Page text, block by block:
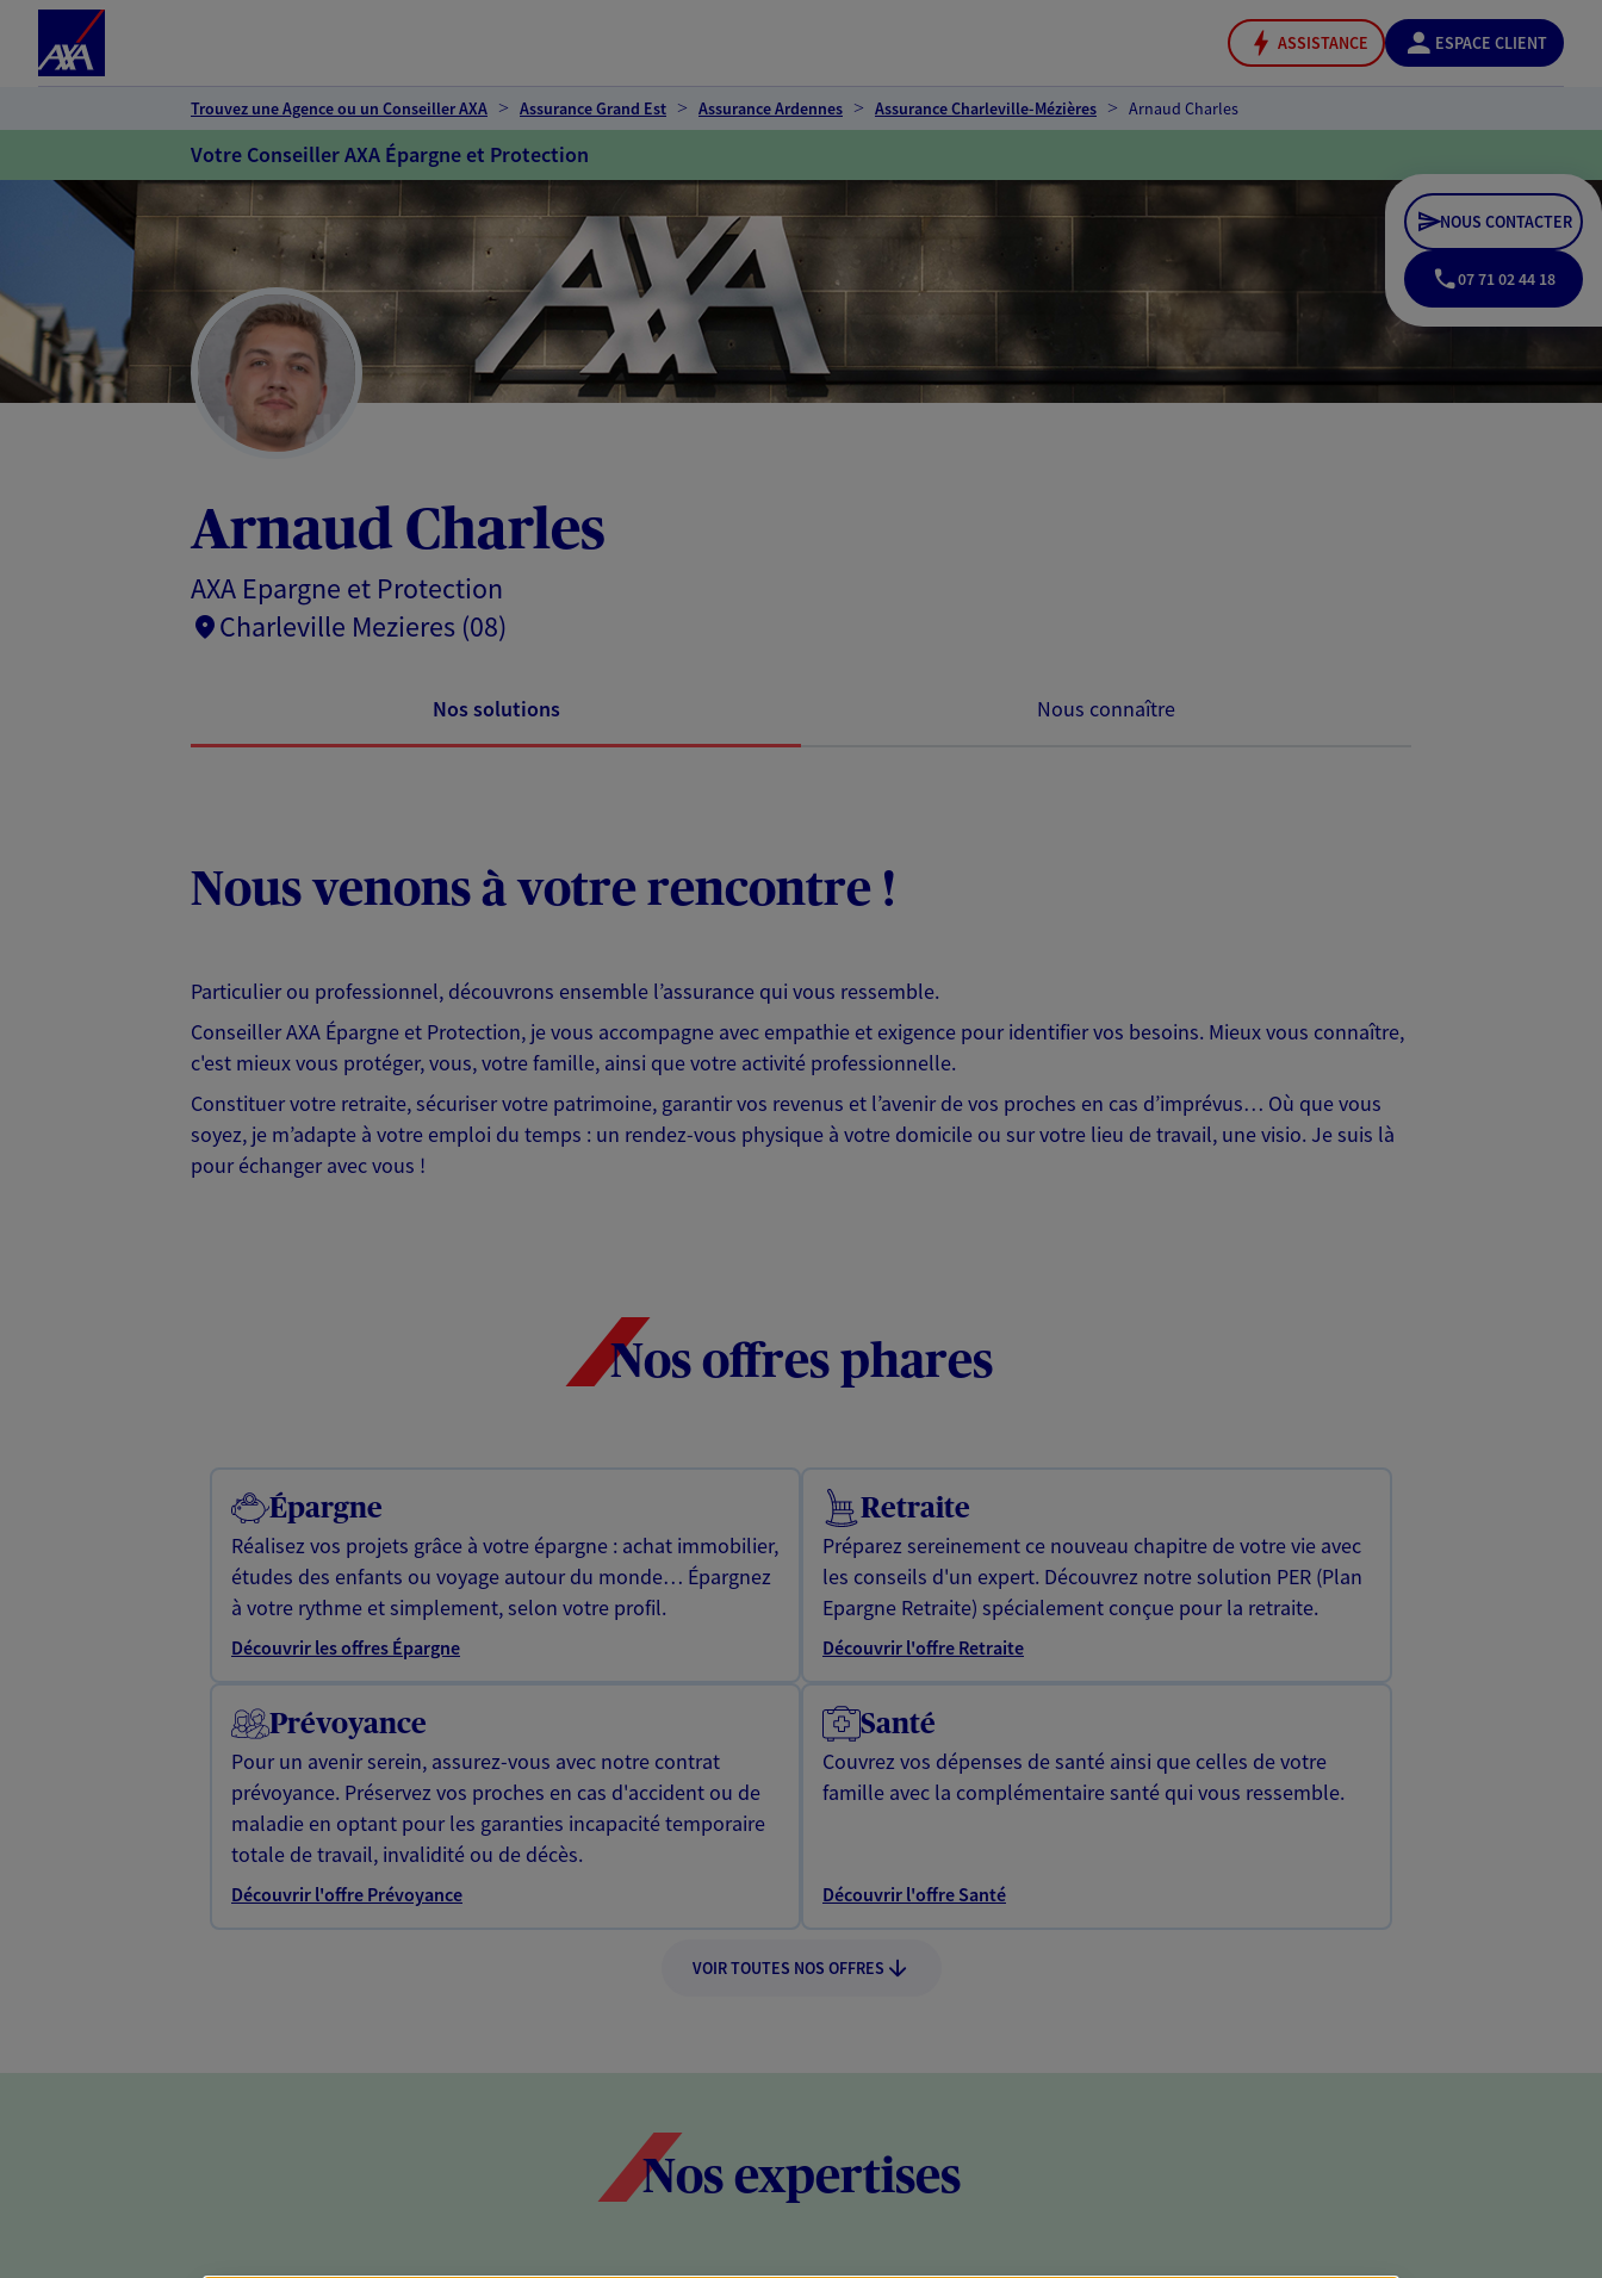
ASSISTANCE ESPACE CLIENT
Trouvez une Agence ou un Conseiller AXA Assurance Grand Est Assurance Ardennes Assurance Charleville-Mézières Arnaud Charles
Votre Conseiller AXA Épargne et Protection
Arnaud Charles
AXA Epargne et Protection
Charleville Mezieres (08)
NOUS CONTACTER
07 71 02 44 18
Nos solutions Nous connaître
Nous venons à votre rencontre !
Particulier ou professionnel, découvrons ensemble l’assurance qui vous ressemble.
Conseiller AXA Épargne et Protection, je vous accompagne avec empathie et exigence pour identifier vos besoins. Mieux vous connaître,
c'est mieux vous protéger, vous, votre famille, ainsi que votre activité professionnelle.
Constituer votre retraite, sécuriser votre patrimoine, garantir vos revenus et l’avenir de vos proches en cas d’imprévus… Où que vous
soyez, je m’adapte à votre emploi du temps : un rendez-vous physique à votre domicile ou sur votre lieu de travail, une visio. Je suis là
pour échanger avec vous !
Nos offres phares
Épargne
Réalisez vos projets grâce à votre épargne : achat immobilier,
études des enfants ou voyage autour du monde… Épargnez
à votre rythme et simplement, selon votre profil.
Découvrir les offres Épargne
Retraite
Préparez sereinement ce nouveau chapitre de votre vie avec
les conseils d'un expert. Découvrez notre solution PER (Plan
Epargne Retraite) spécialement conçue pour la retraite.
Découvrir l'offre Retraite
Prévoyance
Pour un avenir serein, assurez-vous avec notre contrat
prévoyance. Préservez vos proches en cas d'accident ou de
maladie en optant pour les garanties incapacité temporaire
totale de travail, invalidité ou de décès.
Découvrir l'offre Prévoyance
Santé
Couvrez vos dépenses de santé ainsi que celles de votre
famille avec la complémentaire santé qui vous ressemble.
Découvrir l'offre Santé
VOIR TOUTES NOS OFFRES
Nos expertises